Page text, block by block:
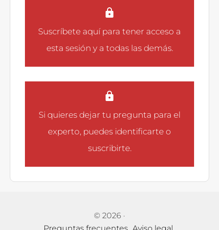
Suscríbete aquípara tener acceso a
esta sesión y a todas las demás.
Si quieres dejar tu pregunta para el
experto, puedes identificarte o
suscribirte.
© 2026 ·